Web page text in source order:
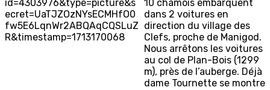
10 chamois embarquent
dans 2 voitures en
direction du village des
Clefs, proche de Manigod.
Nous arrêtons les voitures
au col de Plan-Bois (1299
m), près de l’auberge. Déjà
dame Tournette se montre